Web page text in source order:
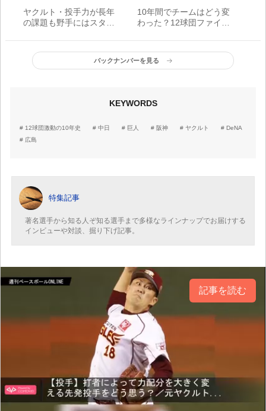
ヤクルト・投手力が長年
の課題も野手にはスター
史
10年間でチームはどう変
わった？12球団ファイル
編】
バックナンバーを見る
KEYWORDS
12球団激動の10年史 中日 巨人 阪神 ヤクルト
DeNA
広島
特集記事
著名選手から知る人ぞ知る選手まで多様なラインナップでお届けする
インビューや対談、掘り下げ記事。
記事を読む